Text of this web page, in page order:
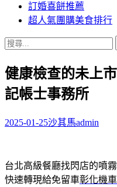
訂婚喜餅推薦
超人氣團購美食排行
搜
關
鍵
字:
健康檢查的未上
記帳士事務所
2025-01-25沙其馬admin
台北高級餐廳找閃店的噴
快速轉現給免留車彰化機